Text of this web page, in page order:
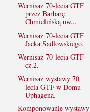
Wernisaż 70-lecia GTF
przez Barbarę
Chmielińską uw...
Wernisaż 70-lecia GTF
Jacka Sadłowskiego.
Wernisaż 70-lecia GTF
cz.2.
Wernisaż wystawy 70
lecia GTF w Domu
Uphagena.
Komponowanie wystawy